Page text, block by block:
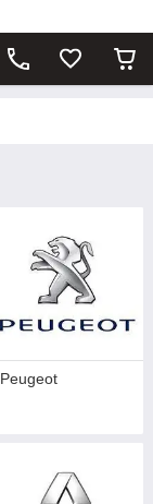
Peugeot